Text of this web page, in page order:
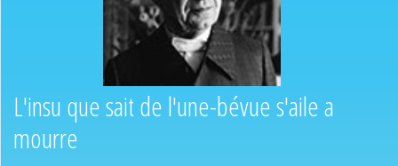
L'insu que sait de l'une-bévue s'aile a
mourre